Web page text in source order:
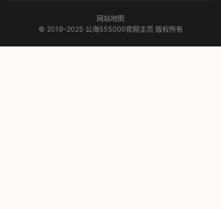
网站地图
© 2019–2025 公海555000官网主页 版权所有